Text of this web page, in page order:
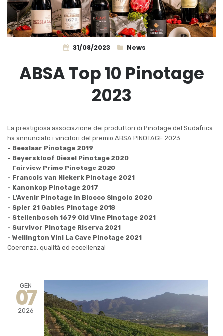
31/08/2023 News
ABSA Top 10 Pinotage
2023
La prestigiosa associazione dei produttori di Pinotage del Sudafrica
ha annunciato i vincitori del premio ABSA PINOTAGE 2023
- Beeslaar Pinotage 2019
- Beyerskloof Diesel Pinotage 2020
- Fairview Primo Pinotage 2020
- Francois van Niekerk Pinotage 2021
- Kanonkop Pinotage 2017
- L'Avenir Pinotage in Blocco Singolo 2020
- Spier 21 Gables Pinotage 2018
- Stellenbosch 1679 Old Vine Pinotage 2021
- Survivor Pinotage Riserva 2021
- Wellington Vini La Cave Pinotage 2021
Coerenza, qualità ed eccellenza!
GEN
07
2026